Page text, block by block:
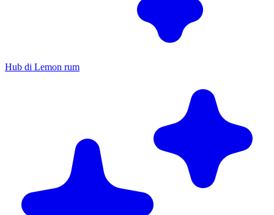
Hub di Lemon rum